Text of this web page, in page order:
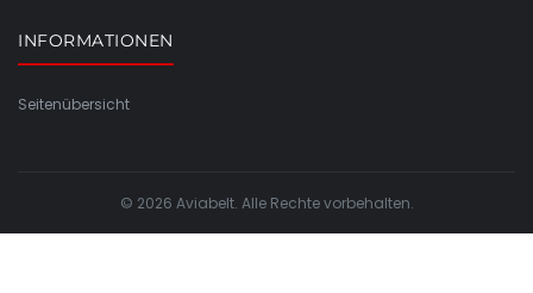
INFORMATIONEN
Seitenübersicht
© 2026 Aviabelt. Alle Rechte vorbehalten.